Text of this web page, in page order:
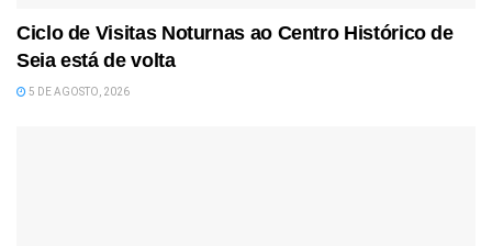
Ciclo de Visitas Noturnas ao Centro Histórico de
Seia está de volta
5 DE AGOSTO, 2026